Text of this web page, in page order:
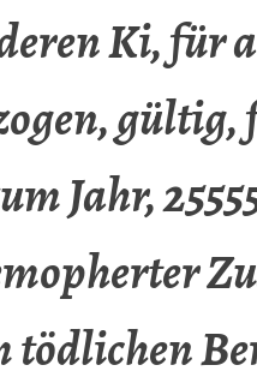
Ki, für
gültig,
Jahr,
tödlichen